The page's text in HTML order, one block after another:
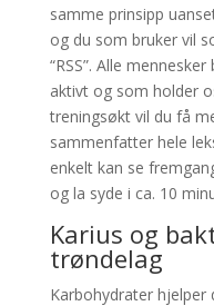
samme prinsipp
og du som bruker vil
“RSS”. Alle
aktivt og som holder
treningsøkt vil du få
sammenfatter hele
enkelt kan se
og la syde i ca. 10
Karius og
trøndelag
Karbohydrater hjelper